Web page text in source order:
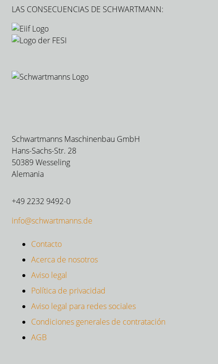
LAS CONSECUENCIAS DE SCHWARTMANN:
Schwartmanns Maschinenbau GmbH
Hans-Sachs-Str. 28
50389 Wesseling
Alemania
+49 2232 9492-0
info@schwartmanns.de
Contacto
Acerca de nosotros
Aviso legal
Política de privacidad
Aviso legal para redes sociales
Condiciones generales de contratación
AGB